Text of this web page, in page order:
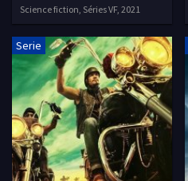
Science fiction, Séries VF, 2021
Serie